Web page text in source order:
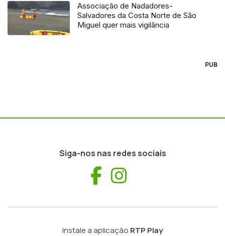
Associação de Nadadores-
Salvadores da Costa Norte de São
Miguel quer mais vigilância
PUB
Siga-nos nas redes sociais
Facebook
Instale a aplicação RTP Play